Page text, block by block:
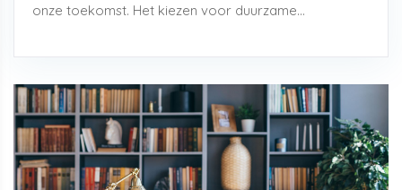
onze toekomst. Het kiezen voor duurzame...